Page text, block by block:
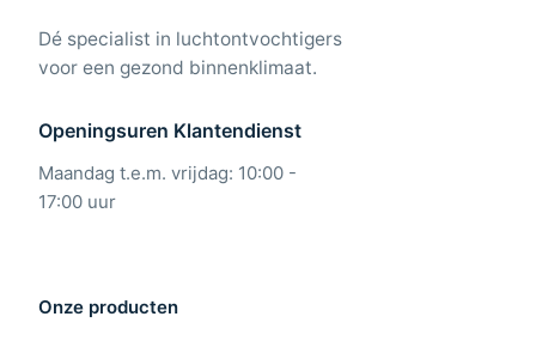
Dé specialist in luchtontvochtigers
voor een gezond binnenklimaat.
Openingsuren Klantendienst
Maandag t.e.m. vrijdag: 10:00 -
17:00 uur
Onze producten